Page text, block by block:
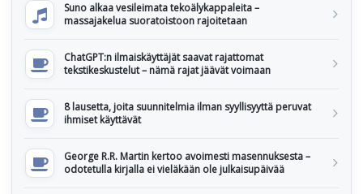
Suno alkaa vesileimata tekoälykappaleita –
massajakelua suoratoistoon rajoitetaan
ChatGPT:n ilmaiskäyttäjät saavat rajattomat
tekstikeskustelut – nämä rajat jäävät voimaan
8 lausetta, joita suunnitelmia ilman syyllisyyttä peruvat
ihmiset käyttävät
George R.R. Martin kertoo avoimesti masennuksesta –
odotetulla kirjalla ei vieläkään ole julkaisupäivää